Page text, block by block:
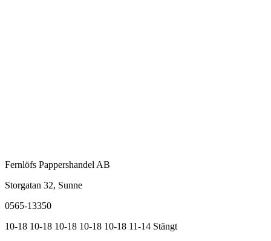
Fernlöfs Pappershandel AB
Storgatan 32, Sunne
0565-13350
10-18 10-18 10-18 10-18 10-18 11-14 Stängt